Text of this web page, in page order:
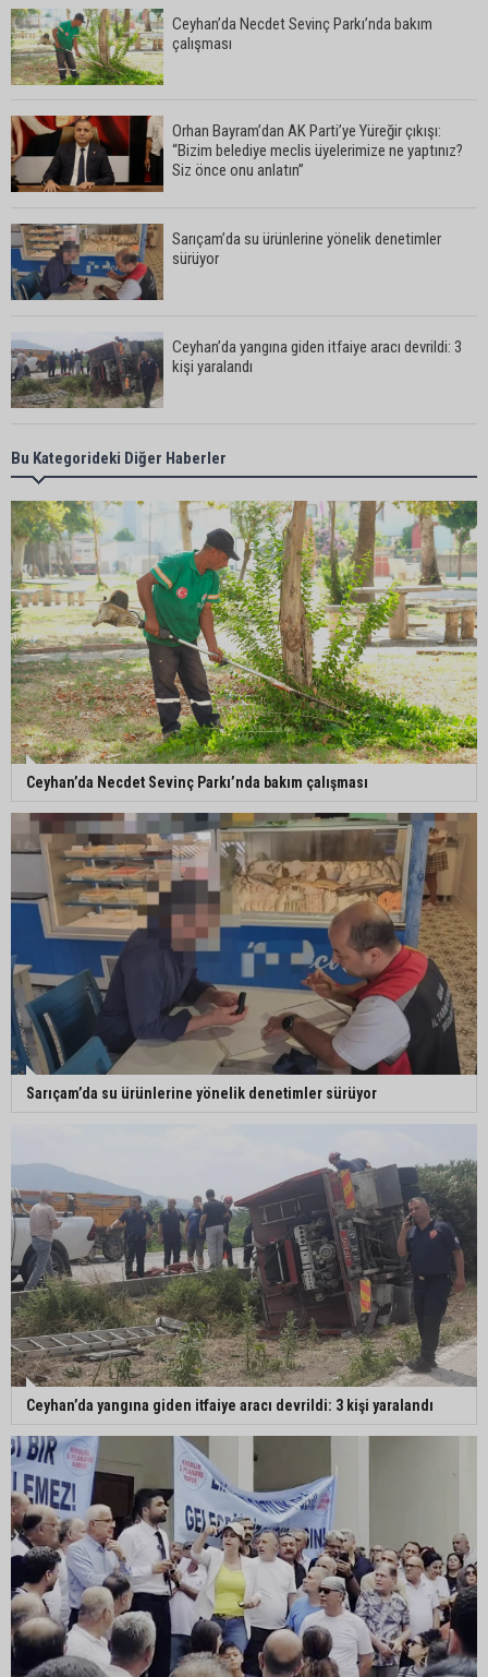
Ceyhan’da Necdet Sevinç Parkı’nda bakım
çalışması
Orhan Bayram’dan AK Parti’ye Yüreğir çıkışı:
“Bizim belediye meclis üyelerimize ne yaptınız?
Siz önce onu anlatın”
Sarıçam’da su ürünlerine yönelik denetimler
sürüyor
Ceyhan’da yangına giden itfaiye aracı devrildi: 3
kişi yaralandı
Çukurova Belediye Başkanı Emrah Kozay
CHP’den ayrıldığını açıkladı
Belediye binasına girmek isteyen servisçilere
biber gazlı müdahale
Adana’da taziye evinde silah çeken kişi gözaltına
alındı
Doç. Dr. Efsun Somay’dan implant uyarısı: “Sigara
Adana’da oto kilit iş yerinde esrarengiz olay: 2
kişi hayatını kaybetti
CHP Adana Milletvekili Dr. Müzeyyen Şevkin:
“Akdeniz bir atık deposuna dönüşmemeli”
Bu Kategorideki Diğer Haberler
Ceyhan’da Necdet Sevinç Parkı’nda bakım çalışması
Sarıçam’da su ürünlerine yönelik denetimler sürüyor
Ceyhan’da yangına giden itfaiye aracı devrildi: 3 kişi yaralandı